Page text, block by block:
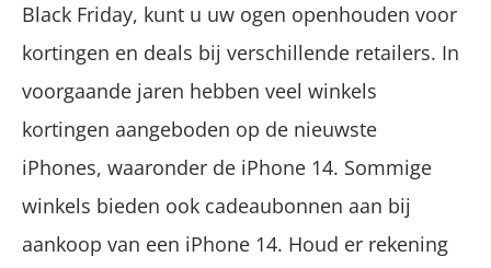
Black Friday, kunt u uw ogen openhouden voor
kortingen en deals bij verschillende retailers. In
voorgaande jaren hebben veel winkels
kortingen aangeboden op de nieuwste
iPhones, waaronder de iPhone 14. Sommige
winkels bieden ook cadeaubonnen aan bij
aankoop van een iPhone 14. Houd er rekening